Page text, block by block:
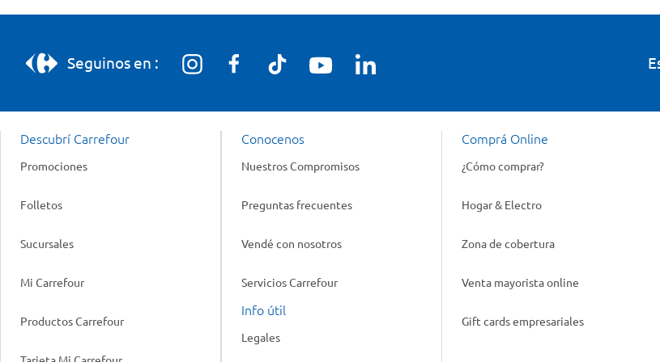
Seguinos en :
Descubrí Carrefour
Promociones
Folletos
Sucursales
Mi Carrefour
Productos Carrefour
Conocenos
Nuestros Compromisos
Preguntas frecuentes
Vendé con nosotros
Servicios Carrefour
Info útil
Legales
Comprá Online
¿Cómo comprar?
Hogar & Electro
Zona de cobertura
Venta mayorista online
Gift cards empresariales